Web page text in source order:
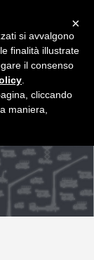
×
si avvalgono
finalità illustrate
il consenso
cliccando
maniera,